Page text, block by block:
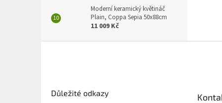
Moderní keramický květináč
Plain, Coppa Sepia 50x88cm
11 009 Kč
Důležité odkazy